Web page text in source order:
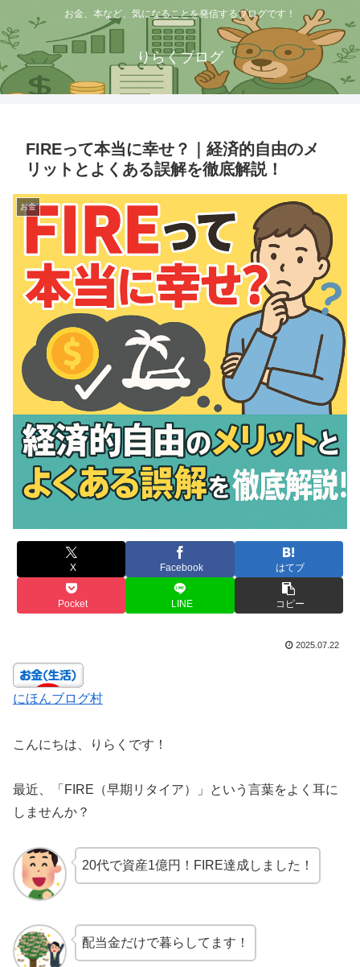
お金、本など、気になることを発信するブログです！
りらくブログ
FIREって本当に幸せ？｜経済的自由のメ
リットとよくある誤解を徹底解説！
お金
X Facebook はてブ
Pocket LINE コピー
2025.07.22
にほんブログ村
こんにちは、りらくです！
最近、「FIRE（早期リタイア）」という言葉をよく耳に
しませんか？
20代で資産1億円！FIRE達成しました！
配当金だけで暮らしてます！